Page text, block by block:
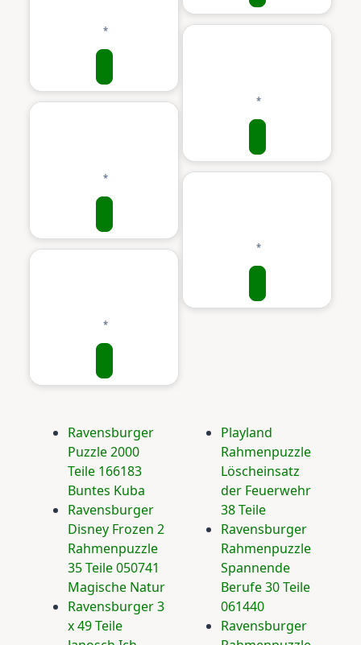
Ravensburger
Puzzle 2000
Teile 166183
Buntes Kuba
Ravensburger
Disney Frozen 2
Rahmenpuzzle
35 Teile 050741
Magische Natur
Ravensburger 3
x 49 Teile
Playland
Rahmenpuzzle
Löscheinsatz
der Feuerwehr
38 Teile
Ravensburger
Rahmenpuzzle
Spannende
Berufe 30 Teile
061440
Ravensburger